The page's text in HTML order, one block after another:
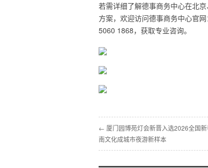
若需详细了解德事商务中心在北
方案，欢迎访问德事商务中心官
5060 1868，获取专业咨询。
← 厦门园博苑灯会新晋入选2026全国
南文化成城市夜游新样本